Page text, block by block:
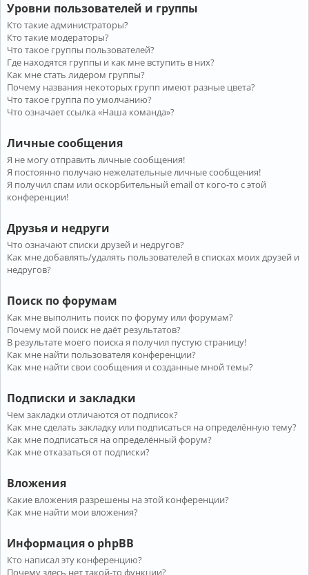
Уровни пользователей и группы
Кто такие администраторы?
Кто такие модераторы?
Что такое группы пользователей?
Где находятся группы и как мне вступить в них?
Как мне стать лидером группы?
Почему названия некоторых групп имеют разные цвета?
Что такое группа по умолчанию?
Что означает ссылка «Наша команда»?
Личные сообщения
Я не могу отправить личные сообщения!
Я постоянно получаю нежелательные личные сообщения!
Я получил спам или оскорбительный email от кого-то с этой
конференции!
Друзья и недруги
Что означают списки друзей и недругов?
Как мне добавлять/удалять пользователей в списках моих друзей и
недругов?
Поиск по форумам
Как мне выполнить поиск по форуму или форумам?
Почему мой поиск не даёт результатов?
В результате моего поиска я получил пустую страницу!
Как мне найти пользователя конференции?
Как мне найти свои сообщения и созданные мной темы?
Подписки и закладки
Чем закладки отличаются от подписок?
Как мне сделать закладку или подписаться на определённую тему?
Как мне подписаться на определённый форум?
Как мне отказаться от подписки?
Вложения
Какие вложения разрешены на этой конференции?
Как мне найти мои вложения?
Информация о phpBB
Кто написал эту конференцию?
Почему здесь нет такой-то функции?